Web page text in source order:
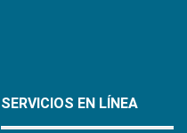
SERVICIOS EN LÍNEA